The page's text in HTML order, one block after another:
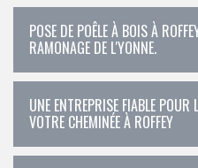
POSE DE POÊLE À BOIS À
RAMONAGE DE L'YONNE.
UNE ENTREPRISE FIABLE
VOTRE CHEMINÉE À ROFFEY